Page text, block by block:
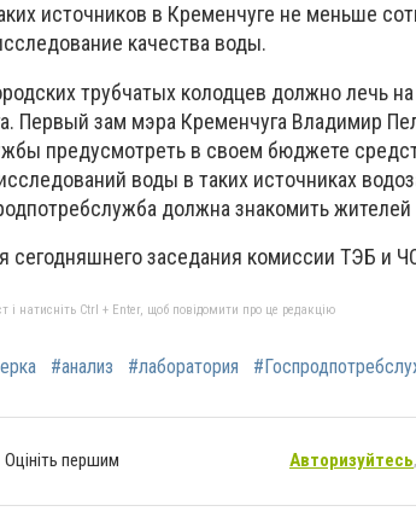
источников в Кременчуге не меньше
качества воды.
трубчатых колодцев должно лечь
Первый зам мэра Кременчуга Владимир
предусмотреть в своем бюджете
воды в таких источниках
должна знакомить жителей
сегодняшнего заседания комиссии ТЭБ и
і натисніть Ctrl + Enter, щоб повідомити про це редакцію
#анализ #лаборатория
Оцініть першим Авторизуйтесь